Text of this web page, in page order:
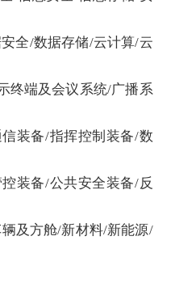
全/数据存储/云计算/云
终端及会议系统/广播系
装备/指挥控制装备/数
装备/公共安全装备/反
及方舱/新材料/新能源/